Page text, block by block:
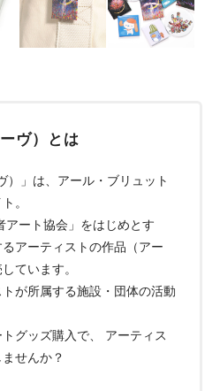
ヴ）とは
）」は、アール・ブリュット
。
アート協会」をはじめとす
アーティストの作品（アー
ています。
が所属する施設・団体の活動
グッズ購入で、 アーティス
せんか？